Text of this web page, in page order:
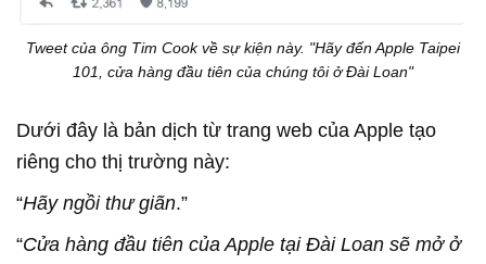
Tweet của ông Tim Cook về sự kiện này. "Hãy đến Apple Taipei
101, cửa hàng đầu tiên của chúng tôi ở Đài Loan"
Dưới đây là bản dịch từ trang web của Apple tạo
riêng cho thị trường này:
“Hãy ngồi thư giãn.”
“Cửa hàng đầu tiên của Apple tại Đài Loan sẽ mở ở